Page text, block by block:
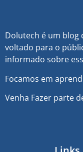
Dolutech é um blog
voltado para o
informado sobre
Focamos em
Venha Fazer parte